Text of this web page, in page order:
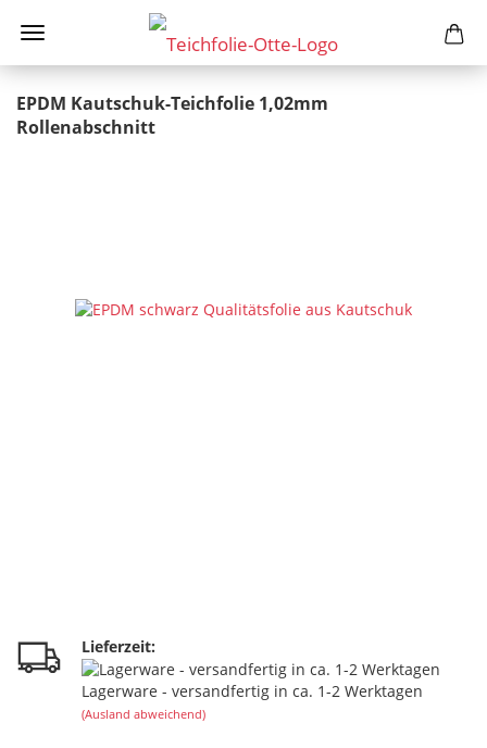
EPDM Kautschuk-Teichfolie 1,02mm
Rollenabschnitt
Lieferzeit:
Lagerware - versandfertig in ca. 1-2 Werktagen
(Ausland abweichend)